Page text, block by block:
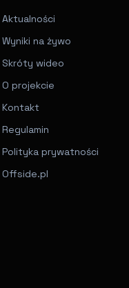
Aktualności
Wyniki na żywo
Skróty wideo
O projekcie
Kontakt
Regulamin
Polityka prywatności
Offside.pl